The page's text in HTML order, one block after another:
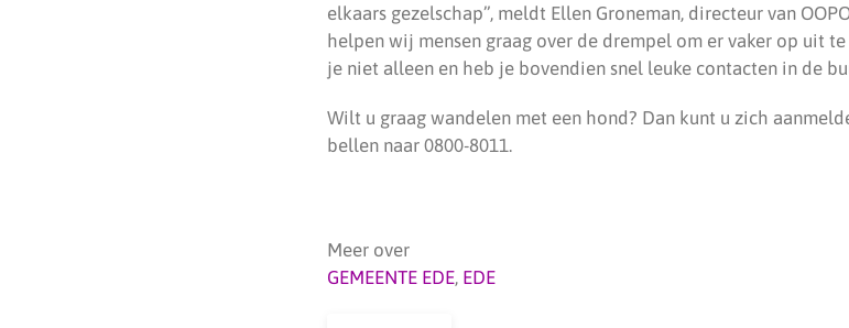
elkaars gezelschap”, meldt Ellen Groneman, directeur van
helpen wij mensen graag over de drempel om er vaker op uit
je niet alleen en heb je bovendien snel leuke contacten in de
Wilt u graag wandelen met een hond? Dan kunt u zich
bellen naar 0800-8011.
Meer over
GEMEENTE EDE, EDE